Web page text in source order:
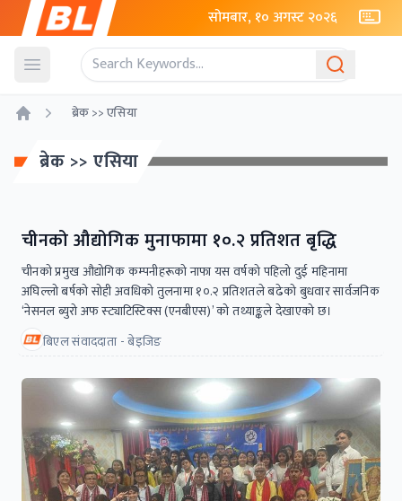
सोमबार, १० अगस्ट २०२६
Open menu
ब्रेक >> एसिया
ब्रेक >> एसिया
चीनको औद्योगिक मुनाफामा १०.२ प्रतिशत बृद्धि
चीनको प्रमुख औद्योगिक कम्पनीहरूको नाफा यस वर्षको पहिलो दुई महिनामा
अघिल्लो बर्षको सोही अवधिको तुलनामा १०.२ प्रतिशतले बढेको बुधवार सार्वजनिक
‘नेसनल ब्युरो अफ स्ट्याटिस्टिक्स (एनबीएस)’ को तथ्याङ्कले देखाएको छ।
बिएल संवाददाता - बेइजिङ